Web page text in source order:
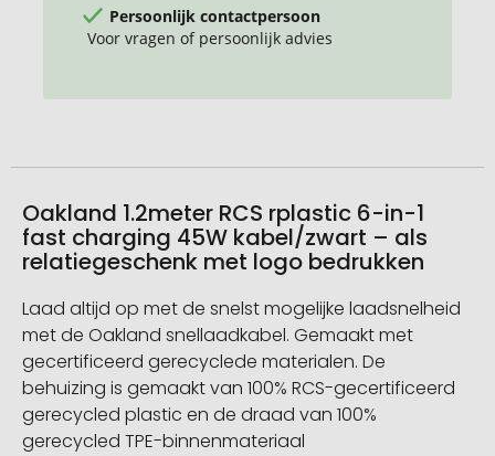
Persoonlijk contactpersoon
Voor vragen of persoonlijk advies
Oakland 1.2meter RCS rplastic 6-in-1
fast charging 45W kabel/zwart – als
relatiegeschenk met logo bedrukken
Laad altijd op met de snelst mogelijke laadsnelheid
met de Oakland snellaadkabel. Gemaakt met
gecertificeerd gerecyclede materialen. De
behuizing is gemaakt van 100% RCS-gecertificeerd
gerecycled plastic en de draad van 100%
gerecycled TPE-binnenmateriaal